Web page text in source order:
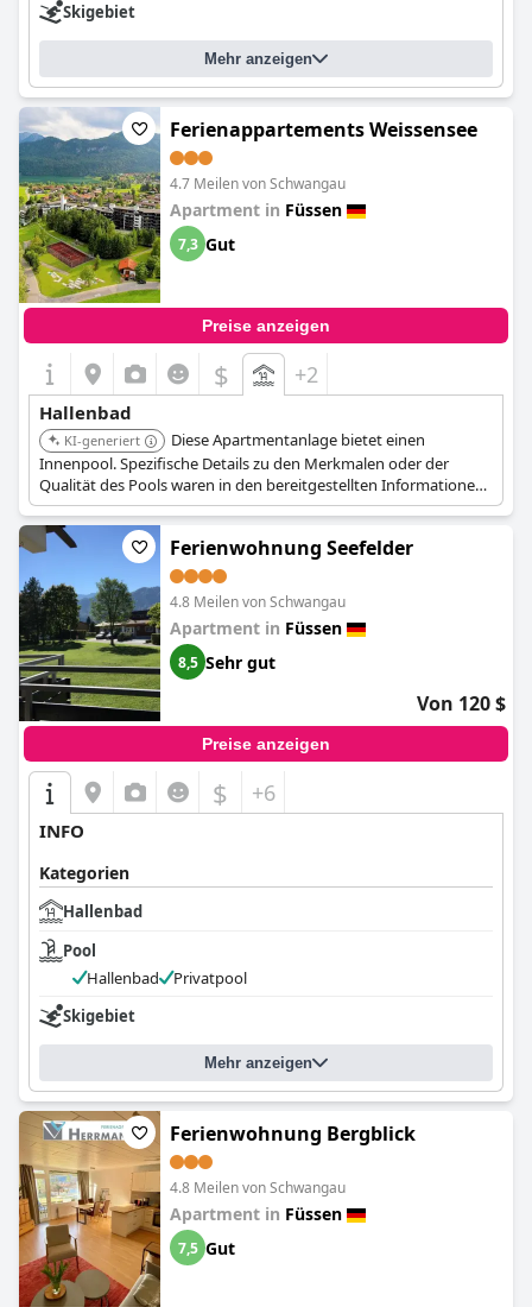
Skigebiet
Mehr anzeigen
Ferienappartements Weissensee
4.7 Meilen von Schwangau
Apartment in Füssen
7,3 Gut
Preise anzeigen
$ +2
Hallenbad
KI-generiert
Diese Apartmentanlage bietet einen
Innenpool. Spezifische Details zu den Merkmalen oder der
Qualität des Pools waren in den bereitgestellten Informationen
nicht verfügbar.
Ferienwohnung Seefelder
4.8 Meilen von Schwangau
Apartment in Füssen
8,5 Sehr gut
Von 120 $
Preise anzeigen
$ +6
INFO
Kategorien
Hallenbad
Pool
Hallenbad
Privatpool
Skigebiet
Mehr anzeigen
Ferienwohnung Bergblick
4.8 Meilen von Schwangau
Apartment in Füssen
7,5 Gut